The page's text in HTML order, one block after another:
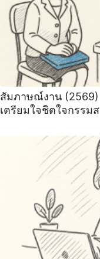
สัมภาษณ์งาน (2569)
เตรียมใจชิตใจกรรมส